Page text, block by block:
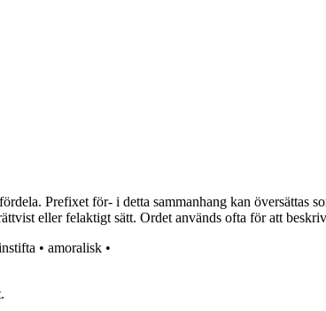
Prefixet för- i detta sammanhang kan översättas
eller felaktigt sätt. Ordet används ofta för att
• amoralisk •